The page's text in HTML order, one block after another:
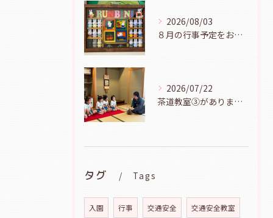
2026/08/03
８月の行事予定をお知らせします
2026/07/22
茶道教室③がありました（年長児、７月２１日）
タグ Tags
入園 行事 交通安全 交通安全教室